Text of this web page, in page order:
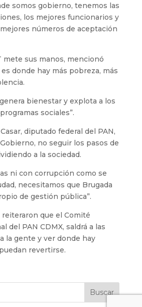
somos gobierno, tenemos las
los mejores funcionarios y
números de aceptación
mete sus manos, mencionó
donde hay más pobreza, más
bienestar y explota a los
sociales”.
diputado federal del PAN,
no seguir los pasos de
a la sociedad.
ni con corrupción como se
necesitamos que Brugada
de gestión pública”.
que el Comité
del PAN CDMX, saldrá a las
la gente y ver donde hay
revertirse.